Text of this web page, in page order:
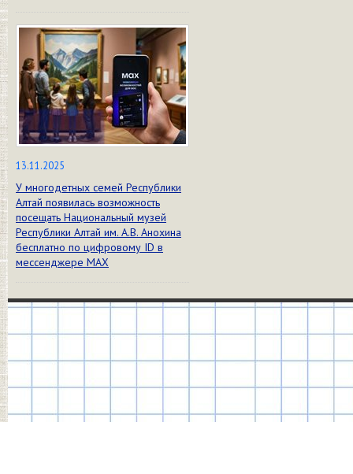
13.11.2025
У многодетных семей Республики
Алтай появилась возможность
посещать Национальный музей
Республики Алтай им. А.В. Анохина
бесплатно по цифровому ID в
мессенджере МАХ